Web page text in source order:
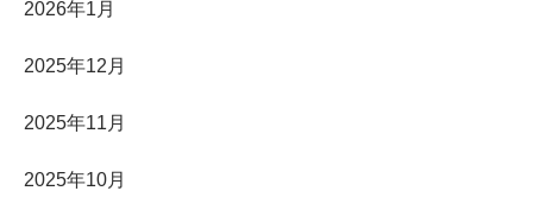
2026年1月
2025年12月
2025年11月
2025年10月